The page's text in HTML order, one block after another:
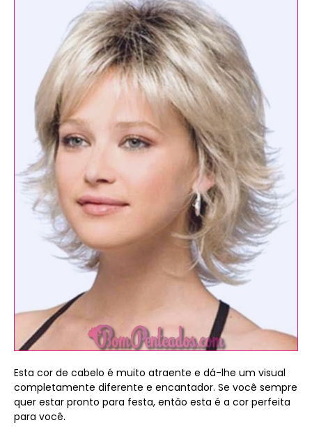
Esta cor de cabelo é muito atraente e dá-lhe um visual
completamente diferente e encantador. Se você sempre
quer estar pronto para festa, então esta é a cor perfeita
para você.